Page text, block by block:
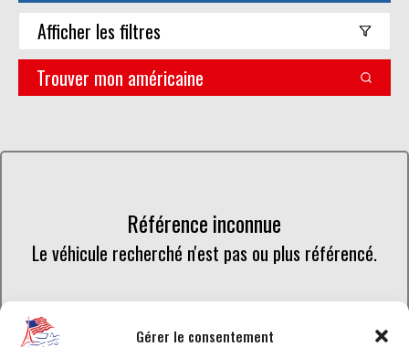
Gérer le consentement
Afficher les filtres
Trouver mon américaine
Référence inconnue
Le véhicule recherché n'est pas ou plus référencé.